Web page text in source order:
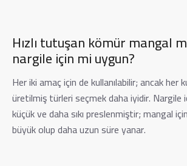
Hızlı tutuşan kömür mangal
nargile için mi uygun?
Her iki amaç için de kullanılabilir; ancak her
üretilmiş türleri seçmek daha iyidir. Nargile
küçük ve daha sıkı preslenmiştir; mangal
büyük olup daha uzun süre yanar.